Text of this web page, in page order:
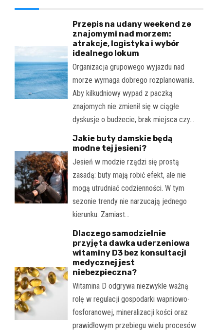
Przepis na udany weekend ze
znajomymi nad morzem:
atrakcje, logistyka i wybór
idealnego lokum
Organizacja grupowego wyjazdu nad
morze wymaga dobrego rozplanowania.
Aby kilkudniowy wypad z paczką
znajomych nie zmienił się w ciągłe
dyskusje o budżecie, brak miejsca czy…
Jakie buty damskie będą
modne tej jesieni?
Jesień w modzie rządzi się prostą
zasadą: buty mają robić efekt, ale nie
mogą utrudniać codzienności. W tym
sezonie trendy nie narzucają jednego
kierunku. Zamiast…
Dlaczego samodzielnie
przyjęta dawka uderzeniowa
witaminy D3 bez konsultacji
medycznej jest
niebezpieczna?
Witamina D odgrywa niezwykle ważną
rolę w regulacji gospodarki wapniowo-
fosforanowej, mineralizacji kości oraz
prawidłowym przebiegu wielu procesów